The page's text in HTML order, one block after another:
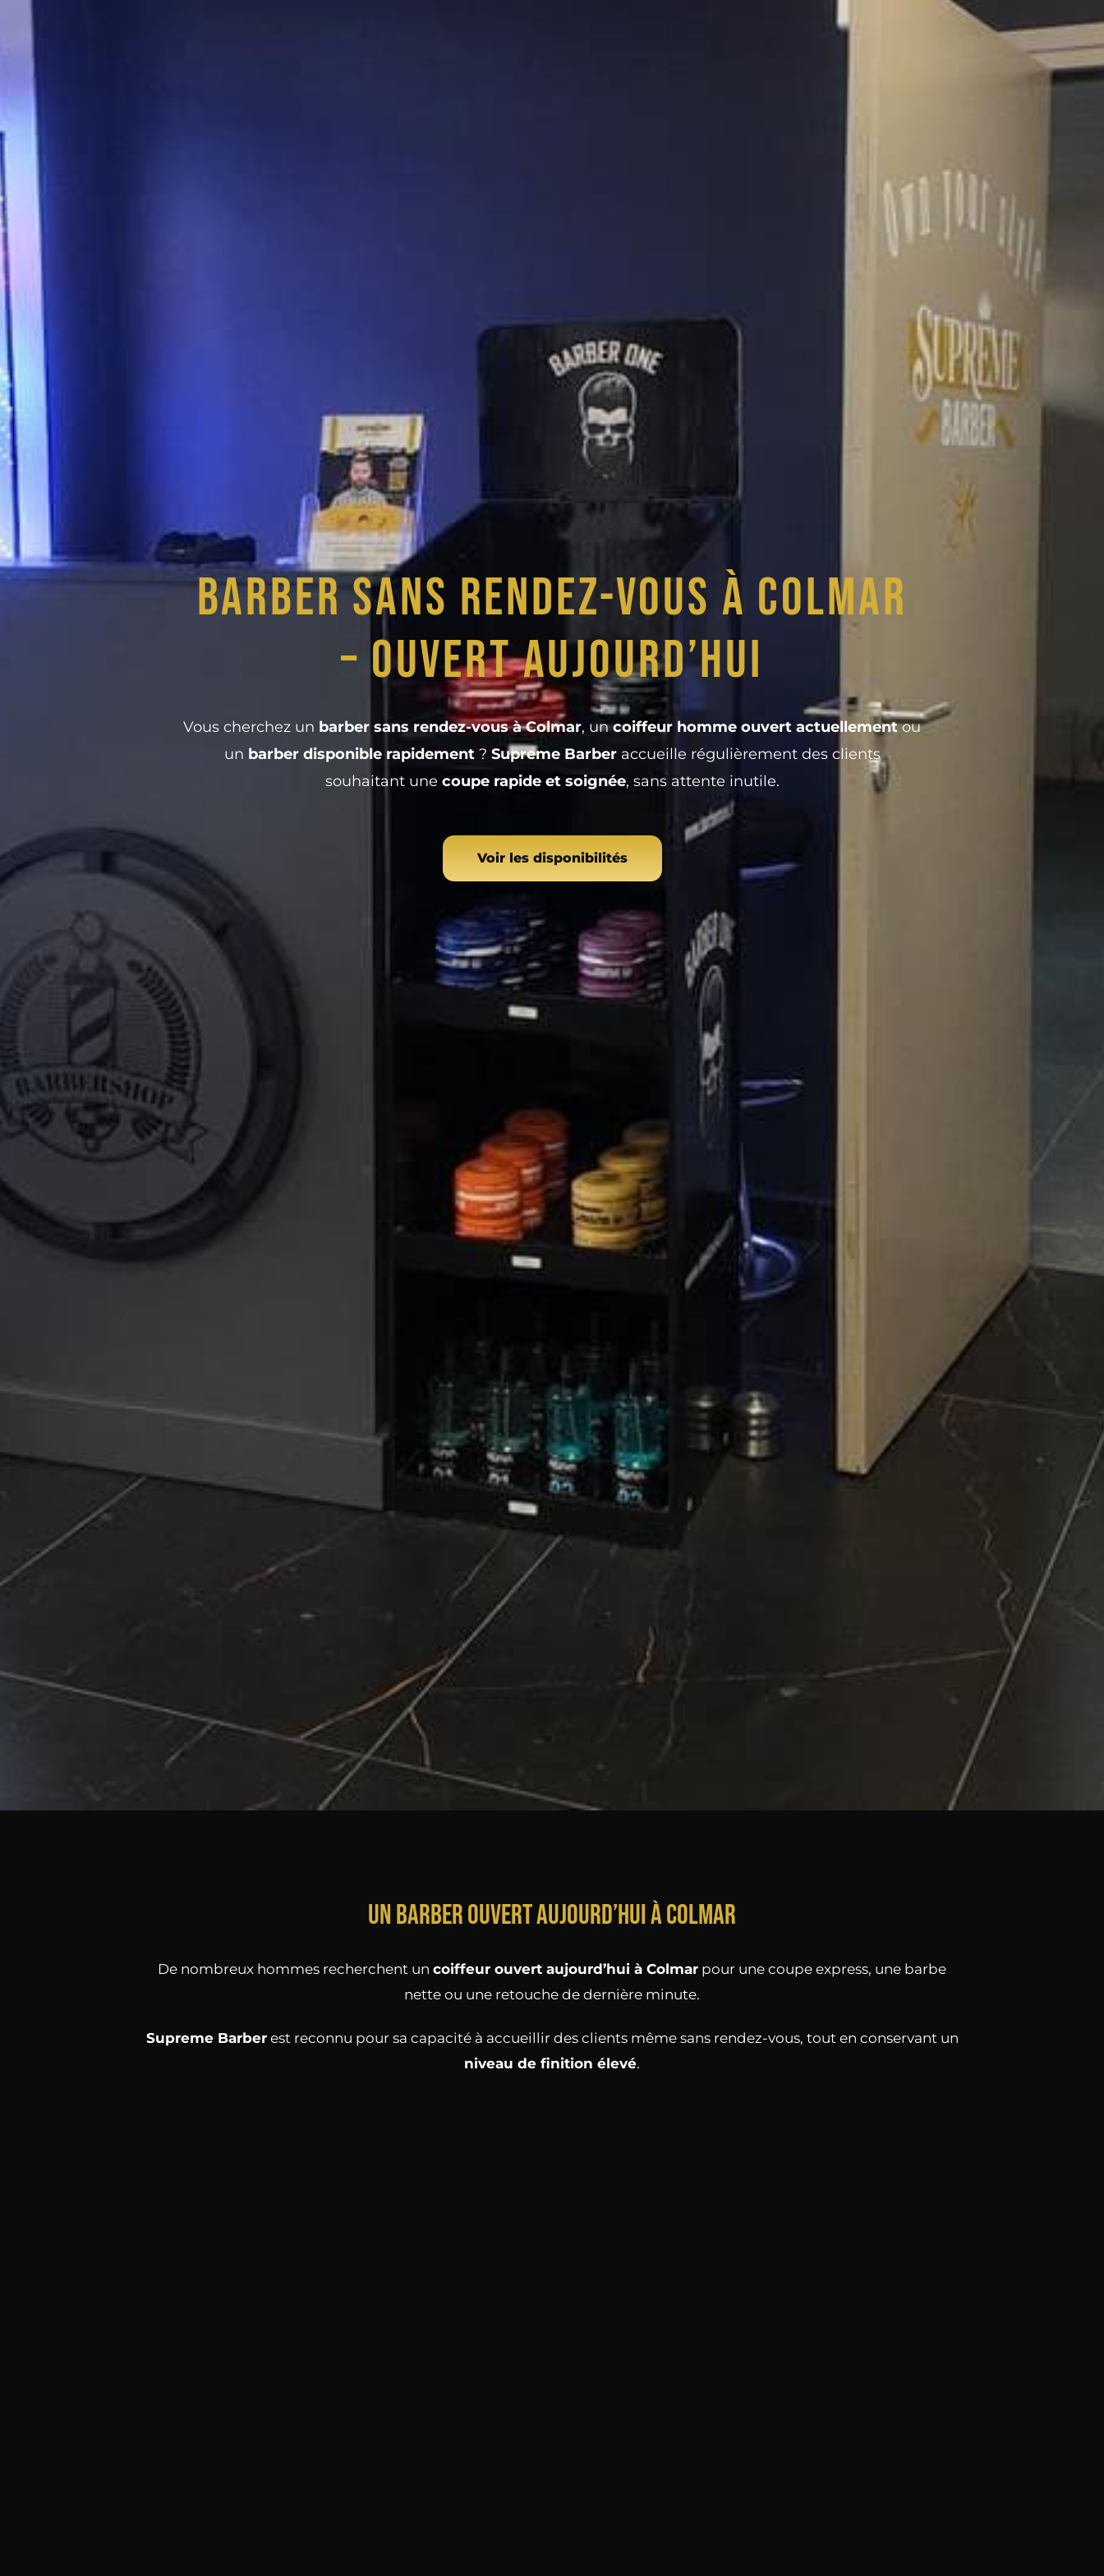
Barber sans rendez-vous à Colmar
– Ouvert aujourd’hui
Vous cherchez un barber sans rendez-vous à Colmar, uncoiffeur homme ouvert actuellementou
un barber disponible rapidement? Supreme Barberaccueille régulièrement des clients
souhaitant une coupe rapide et soignée, sans attente inutile.
Voir les disponibilités
Un barber ouvert aujourd’hui à Colmar
De nombreux hommes recherchent un coiffeur ouvert aujourd’hui à Colmar pour une coupe express, une barbe
nette ou une retouche de dernière minute.
Supreme Barberest reconnu pour sa capacité à accueillir des clients même sans rendez-vous, tout en conservant un
niveau de finition élevé.